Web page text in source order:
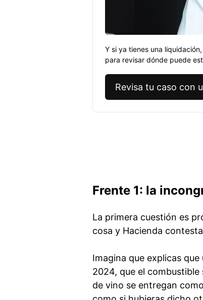
Y si ya tienes una
para revisar dónde puede
Revisa tu caso con
Frente 1: la
La primera cuestión es
cosa y Hacienda
Imagina que explicas
2024, que el
de vino se entregan